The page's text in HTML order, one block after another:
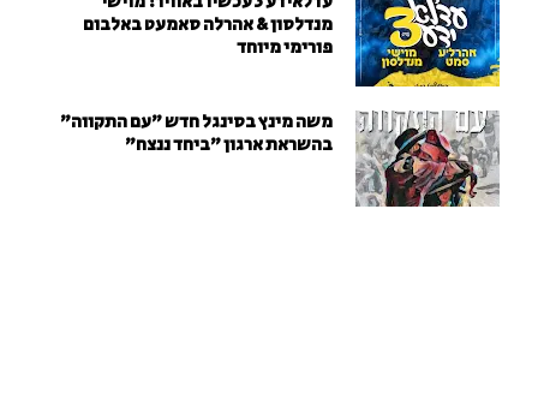
מנדלסון & אהרלה סאמעט באלבום
פורימי מיוחד
משה מינץ בסינגל חדש ״עם התקווה״
בהשראת ארגון "ביחד ננצח"